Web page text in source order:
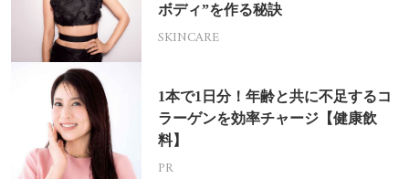
ボディ”を作る秘訣
SKINCARE
1本で1日分！年齢と共に不足するコ
ラーゲンを効率チャージ【健康飲
料】
PR